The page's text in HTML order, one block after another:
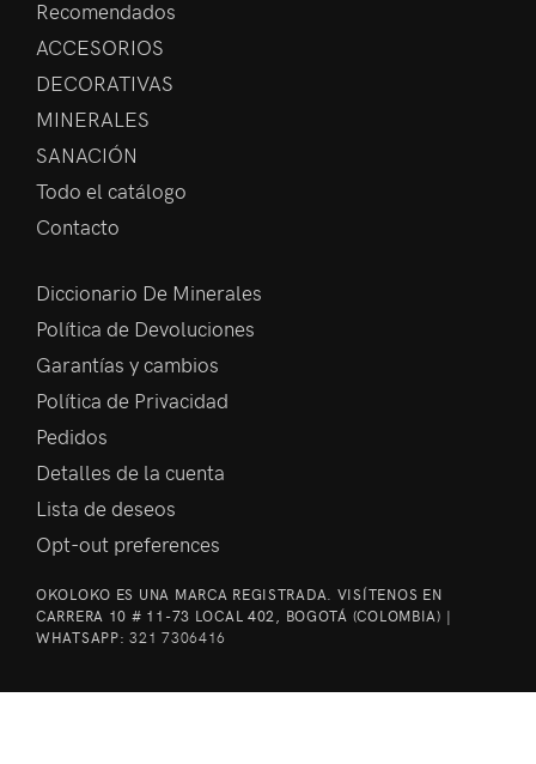
Recomendados
ACCESORIOS
DECORATIVAS
MINERALES
SANACIÓN
Todo el catálogo
Contacto
Diccionario De Minerales
Política de Devoluciones
Garantías y cambios
Política de Privacidad
Pedidos
Detalles de la cuenta
Lista de deseos
Opt-out preferences
OKOLOKO ES UNA MARCA REGISTRADA. VISÍTENOS EN
CARRERA 10 # 11-73 LOCAL 402, BOGOTÁ (COLOMBIA) |
WHATSAPP:321 7306416